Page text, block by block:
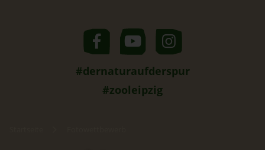
#dernaturaufderspur
#zooleipzig